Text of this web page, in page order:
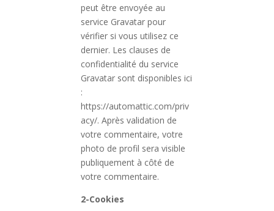
peut être envoyée au
service Gravatar pour
vérifier si vous utilisez ce
dernier. Les clauses de
confidentialité du service
Gravatar sont disponibles ici
:
https://automattic.com/priv
acy/. Après validation de
votre commentaire, votre
photo de profil sera visible
publiquement à côté de
votre commentaire.
2-Cookies